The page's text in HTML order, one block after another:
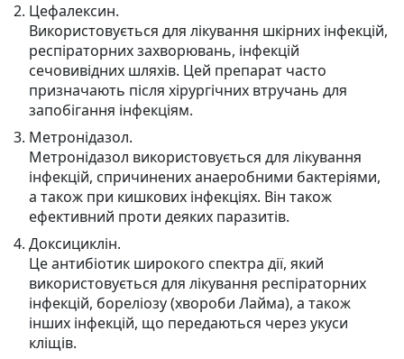
Цефалексин.
Використовується для лікування шкірних інфекцій,
респіраторних захворювань, інфекцій
сечовивідних шляхів. Цей препарат часто
призначають після хірургічних втручань для
запобігання інфекціям.
Метронідазол.
Метронідазол використовується для лікування
інфекцій, спричинених анаеробними бактеріями,
а також при кишкових інфекціях. Він також
ефективний проти деяких паразитів.
Доксициклін.
Це антибіотик широкого спектра дії, який
використовується для лікування респіраторних
інфекцій, бореліозу (хвороби Лайма), а також
інших інфекцій, що передаються через укуси
кліщів.